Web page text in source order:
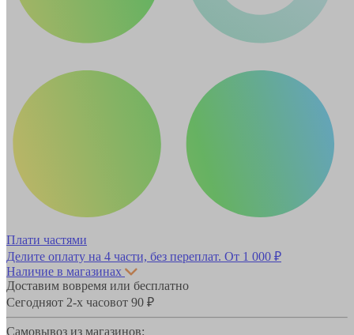
Плати частями
Делите оплату на 4 части, без переплат. От 1 000 ₽
Наличие в магазинах
Доставим вовремя или бесплатно
Сегодняот 2-х часовот 90 ₽
Самовывоз из магазинов: